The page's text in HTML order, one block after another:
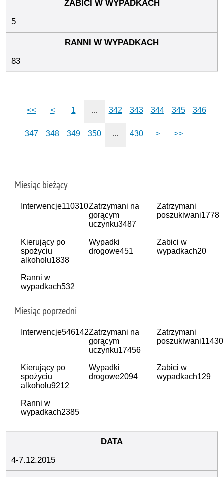
5
83
<< < 1 ... 342 343 344 345 346
347 348 349 350 ... 430 > >>
Miesiąc bieżący
Interwencje110310Zatrzymani na
gorącym
uczynku3487
Zatrzymani
poszukiwani1778
Kierujący po
spożyciu
alkoholu1838
Wypadki
drogowe451
Zabici w
wypadkach20
Ranni w
wypadkach532
Miesiąc poprzedni
Interwencje546142Zatrzymani na
gorącym
uczynku17456
Zatrzymani
poszukiwani11430
Kierujący po
spożyciu
alkoholu9212
Wypadki
drogowe2094
Zabici w
wypadkach129
Ranni w
wypadkach2385
4-7.12.2015